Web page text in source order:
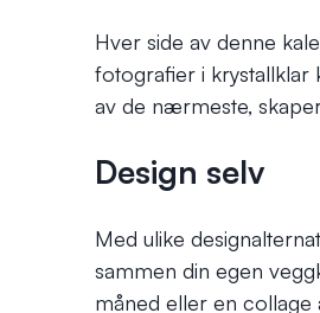
Hver side av denne
fotografier i krystallklar
av de nærmeste,
Design selv
Med ulike
sammen din egen
måned eller en collage